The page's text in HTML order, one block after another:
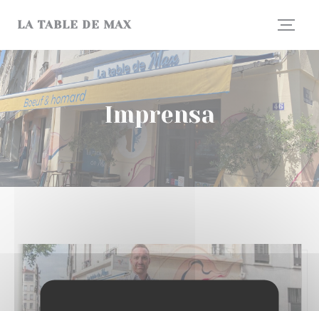
LA TABLE DE MAX
Imprensa